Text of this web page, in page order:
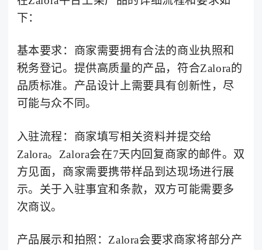
下：
基本要求：商家需要拥有合法的商业执照和
税务登记。提供高质量的产品，符合Zalora的
品质标准。产品设计上需要具有创新性，尽
可能与众不同。
入驻流程：商家填写相关资料并提交给
Zalora。Zalora会在7天内回复商家的邮件。双
方见面，商家需要携带样品到达现场进行展
示。关于入驻事宜和条款，双方可能需要多
次商议。
产品展示和拍照：Zalora会要求商家将部分产